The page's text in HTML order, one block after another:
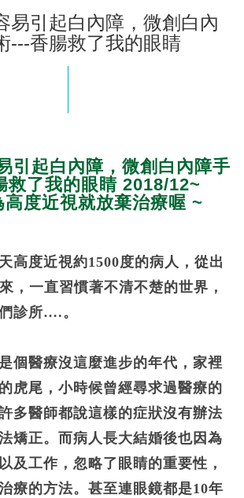
易引起白內障，微創白內
---香腸救了我的眼睛
引起白內障，微創白內障手
救了我的眼睛 2018/12~
高度近視就放棄治療喔 ~
高度近視約1500度的病人，從出
，一直習慣著不清不楚的世界，
診所….。
個醫療沒這麼進步的年代，家裡
虎尾，小時候曾經尋求過醫療的
多醫師都說這樣的症狀沒有辦法
矯正。而病人長大結婚後也因為
及工作，忽略了眼睛的重要性，
療的方法。甚至連眼鏡都是10年